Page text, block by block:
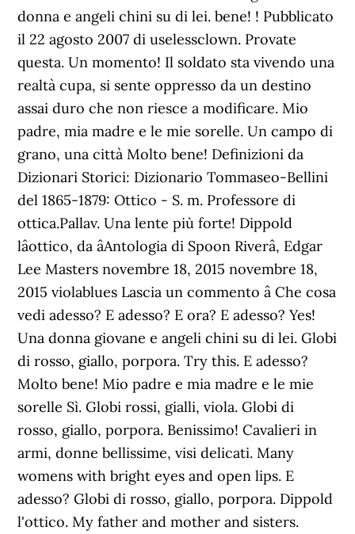
donna e angeli chini su di lei. bene! ! Pubblicato
il 22 agosto 2007 di uselessclown. Provate
questa. Un momento! Il soldato sta vivendo una
realtà cupa, si sente oppresso da un destino
assai duro che non riesce a modificare. Mio
padre, mia madre e le mie sorelle. Un campo di
grano, una città Molto bene! Definizioni da
Dizionari Storici: Dizionario Tommaseo-Bellini
del 1865-1879: Ottico - S. m. Professore di
ottica.Pallav. Una lente più forte! Dippold
lâottico, da âAntologia di Spoon Riverâ, Edgar
Lee Masters novembre 18, 2015 novembre 18,
2015 violablues Lascia un commento â Che cosa
vedi adesso? E adesso? E ora? E adesso? Yes!
Una donna giovane e angeli chini su di lei. Globi
di rosso, giallo, porpora. Try this. E adesso?
Molto bene! Mio padre e mia madre e le mie
sorelle Sì. Globi rossi, gialli, viola. Globi di
rosso, giallo, porpora. Benissimo! Cavalieri in
armi, donne bellissime, visi delicati. Many
womens with bright eyes and open lips. E
adesso? Globi di rosso, giallo, porpora. Dippold
l'ottico. My father and mother and sisters.